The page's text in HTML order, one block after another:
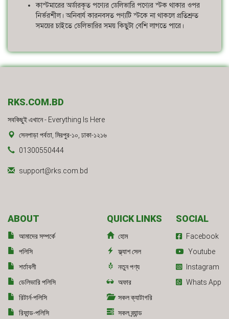
কাস্টমারের অর্ডারকৃত পণ্যের ডেলিভারি পণ্যের স্টক থাকার ওপর
নির্ভরশীল। অনিবার্য কারনবসত পণ্যটি স্টকে না থাকলে প্রতিশ্রুত
সময়ের চাইতে ডেলিভারির সময় কিছুটা বেশি লাগতে পারে।
RKS.COM.BD
সবকিছুই এখানে - Everything Is Here
সেনপাড়া পর্বতা, মিরপুর-১০, ঢাকা-১২১৬
01300550444
support@rks.com.bd
ABOUT
আমাদের সম্পর্কে
পলিসি
শর্তাবলী
ডেলিভারি পলিসি
রিটার্ন-পলিসি
রিফান্ড-পলিসি
QUICK LINKS
হোম
ফ্ল্যাশ সেল
নতুন পণ্য
অফার
সকল ক্যাটাগরি
সকল ব্র্যান্ড
SOCIAL
Facebook
Youtube
Instagram
Whats App